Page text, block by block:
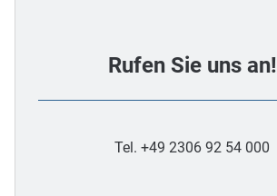
Rufen Sie uns an!
Tel. +49 2306 92 54 000